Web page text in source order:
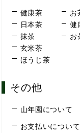
健康茶
日本茶
抹茶
玄米茶
ほうじ茶
お
健
お
その他
山年園について
お支払いについて